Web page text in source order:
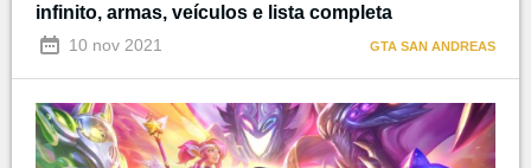
infinito, armas, veículos e lista completa
10 nov 2021 GTA SAN ANDREAS